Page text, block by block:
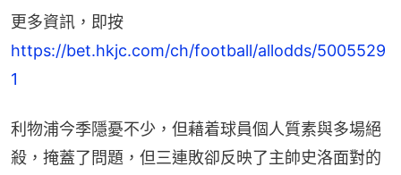
https://bet.hkjc.com/ch/football/allodds/5005529
1
利物浦今季隱憂不少，但藉着球員個人質素與多場絕
殺，掩蓋了問題，但三連敗卻反映了主帥史洛面對的